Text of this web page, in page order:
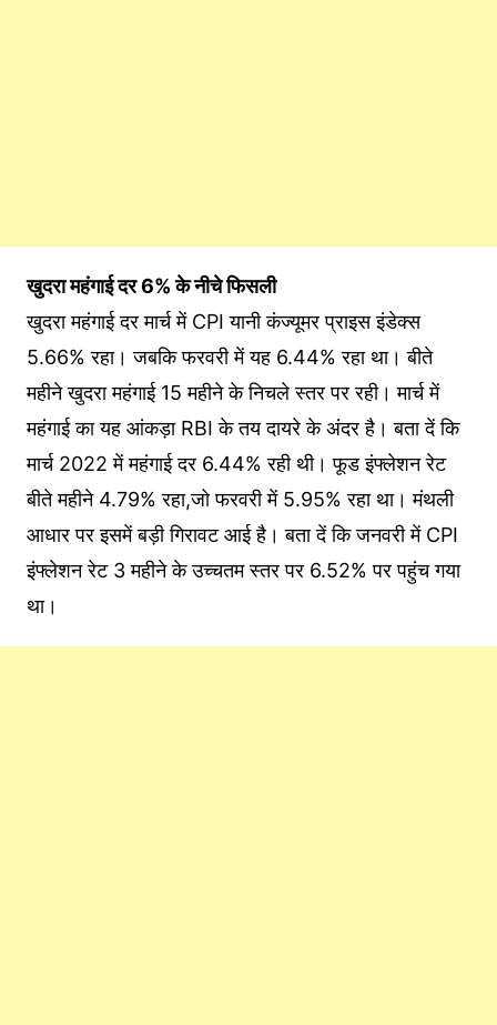
खुदरा महंगाई दर 6% के नीचे फिसली
खुदरा महंगाई दर मार्च में CPI यानी कंज्यूमर प्राइस इंडेक्स
5.66% रहा। जबकि फरवरी में यह 6.44% रहा था। बीते
महीने खुदरा महंगाई 15 महीने के निचले स्तर पर रही। मार्च में
महंगाई का यह आंकड़ा RBI के तय दायरे के अंदर है। बता दें कि
मार्च 2022 में महंगाई दर 6.44% रही थी। फूड इंफ्लेशन रेट
बीते महीने 4.79% रहा,जो फरवरी में 5.95% रहा था। मंथली
आधार पर इसमें बड़ी गिरावट आई है। बता दें कि जनवरी में CPI
इंफ्लेशन रेट 3 महीने के उच्चतम स्तर पर 6.52% पर पहुंच गया
था।